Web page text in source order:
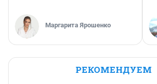
Маргарита Ярошенко
РЕКОМЕНДУЕМ